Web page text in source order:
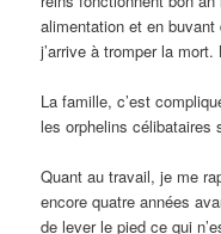
alimentation et en
j’arrive à tromper la
La famille, c’est
les orphelins
Quant au travail, je me
encore quatre années
de lever le pied ce qui